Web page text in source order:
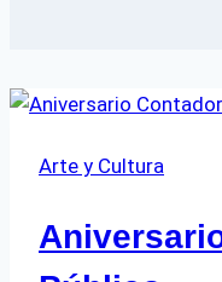
Arte y Cultura